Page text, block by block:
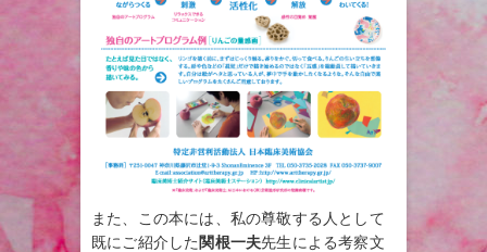
また、この本には、私の尊敬する人として
既にご紹介した 関根一夫先生による考察文